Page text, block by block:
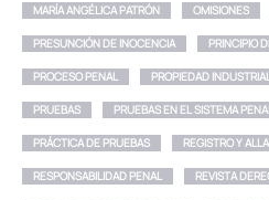
MARÍA ANGÉLICA PATRÓN OMISIONES
PRESUNCIÓN DE INOCENCIA PRINCIPIO
PROCESO PENAL PROPIEDAD
PRUEBAS PRUEBAS EN EL SISTEMA
PRÁCTICA DE PRUEBAS REGISTRO Y
RESPONSABILIDAD PENAL REVISTA